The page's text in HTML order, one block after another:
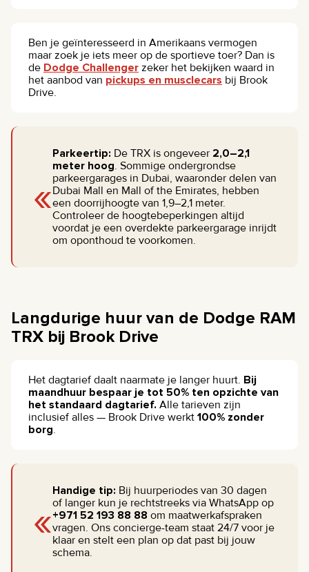
Ben je geïnteresseerd in Amerikaans vermogen
maar zoek je iets meer op de sportieve toer? Dan is
de Dodge Challenger zeker het bekijken waard in
het aanbod van pickups en musclecars bij Brook
Drive.
«
Parkeertip: De TRX is ongeveer 2,0–2,1
meter hoog. Sommige ondergrondse
parkeergarages in Dubai, waaronder delen van
Dubai Mall en Mall of the Emirates, hebben
een doorrijhoogte van 1,9–2,1 meter.
Controleer de hoogtebeperkingen altijd
voordat je een overdekte parkeergarage inrijdt
om oponthoud te voorkomen.
Langdurige huur van de Dodge RAM
TRX bij Brook Drive
Het dagtarief daalt naarmate je langer huurt. Bij
maandhuur bespaar je tot 50% ten opzichte van
het standaard dagtarief. Alle tarieven zijn
inclusief alles — Brook Drive werkt 100% zonder
borg.
«
Handige tip: Bij huurperiodes van 30 dagen
of langer kun je rechtstreeks via WhatsApp op
+971 52 193 88 88 om maatwerkafspraken
vragen. Ons concierge-team staat 24/7 voor je
klaar en stelt een plan op dat past bij jouw
schema.